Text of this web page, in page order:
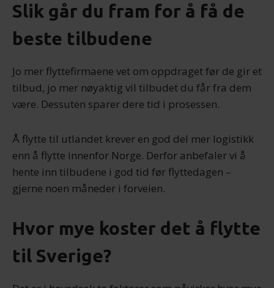
Slik går du fram for å få de
beste tilbudene
Jo mer flyttefirmaene vet om oppdraget før de gir et
tilbud, jo mer nøyaktig vil tilbudet du får fra dem
være. Dessuten sparer dere tid i prosessen.
Å flytte til utlandet krever en god del mer logistikk
enn å flytte innenfor Norge. Derfor anbefaler vi å
hente inn tilbudene i god tid før flyttedagen –
gjerne noen måneder i forveien.
Hvor mye koster det å flytte
til Sverige?